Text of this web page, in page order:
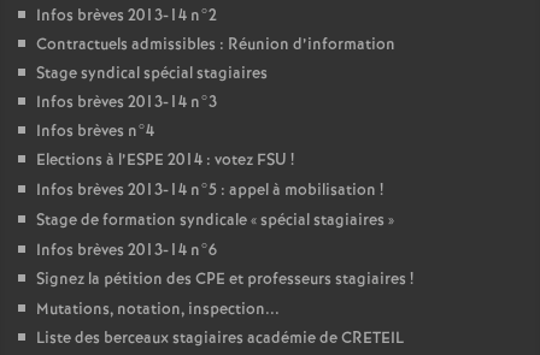
Infos brèves 2013-14 n°2
Contractuels admissibles : Réunion d’information
Stage syndical spécial stagiaires
Infos brèves 2013-14 n°3
Infos brèves n°4
Elections à l’ESPE 2014 : votez FSU !
Infos brèves 2013-14 n°5 : appel à mobilisation !
Stage de formation syndicale «spécial stagiaires »
Infos brèves 2013-14 n°6
Signez la pétition des CPE et professeurs stagiaires !
Mutations, notation, inspection...
Liste des berceaux stagiaires académie deCRETEIL